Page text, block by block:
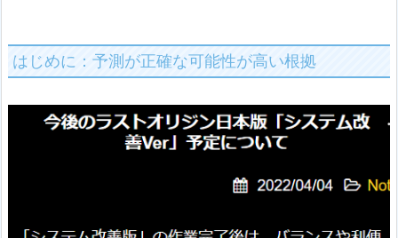
はじめに：予測が正確な可能性が高い根拠